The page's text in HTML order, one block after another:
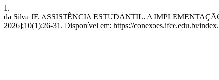
1.
da Silva JF. ASSISTÊNCIA ESTUDANTIL: A
2026];10(1):26-31. Disponível em: https://conexoes.ifce.edu.br/